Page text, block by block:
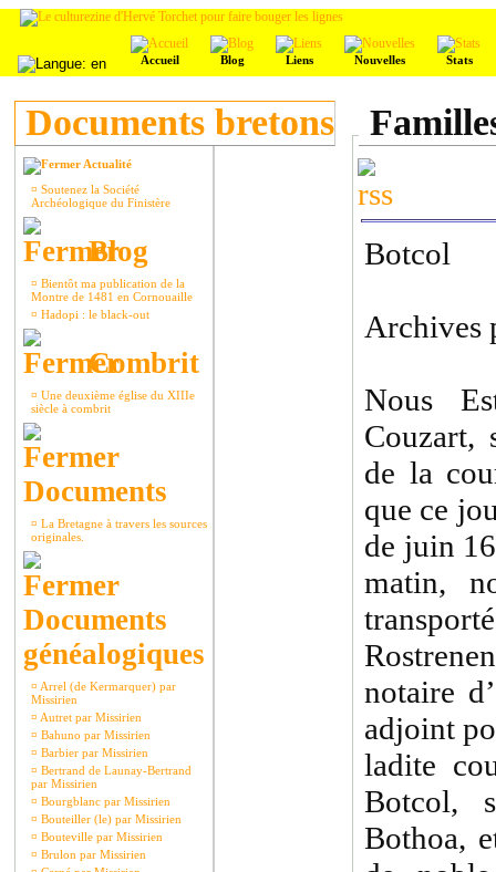
Accueil Blog Liens Nouvelles Stats
Documents bretons
Actualité
¤ Soutenez la Société
Archéologique du Finistère
Blog
¤ Bientôt ma publication de la
Montre de 1481 en Cornouaille
¤ Hadopi : le black-out
Combrit
¤ Une deuxième église du XIIIe
siècle à combrit
Documents
¤ La Bretagne à travers les sources
originales.
Documents
généalogiques
¤ Arrel (de Kermarquer) par
Missirien
¤ Autret par Missirien
¤ Bahuno par Missirien
¤ Barbier par Missirien
¤ Bertrand de Launay-Bertrand
par Missirien
¤ Bourgblanc par Missirien
¤ Bouteiller (le) par Missirien
¤ Bouteville par Missirien
¤ Brulon par Missirien
Botcol
Archives
Nous
Couzart,
de la
que ce
de juin
matin,
notaire
adjoint
ladite
Botcol,
Bothoa,